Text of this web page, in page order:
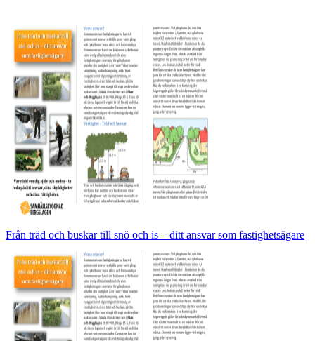
Från träd och buskar till snö och is – ditt ansvar som fastighetsägare